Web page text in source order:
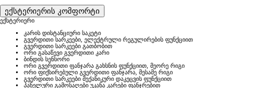
ექსტერიერის კომფორტი
ექსტერიერი
კარის დისტანციური საკეტი
გვერდითი სარკეები, ელექტრული რეგულირების ფუნქციით
გვერდითი სარკეები გათბობით
ორი გასაწევი გვერდითი კარი
ბინდის სენსორი
ორი გვერდითი ფანჯარა გახსნის ფუნქციით, მეორე რიგი
ორი ფიქსირებული გვერდითი ფანჯარა, მესამე რიგი
გვერდითი სარკეები მექანიკური დაკეცვის ფუნქციით
პანელური გამოსაღები უკანა კარები ფანჯრებით